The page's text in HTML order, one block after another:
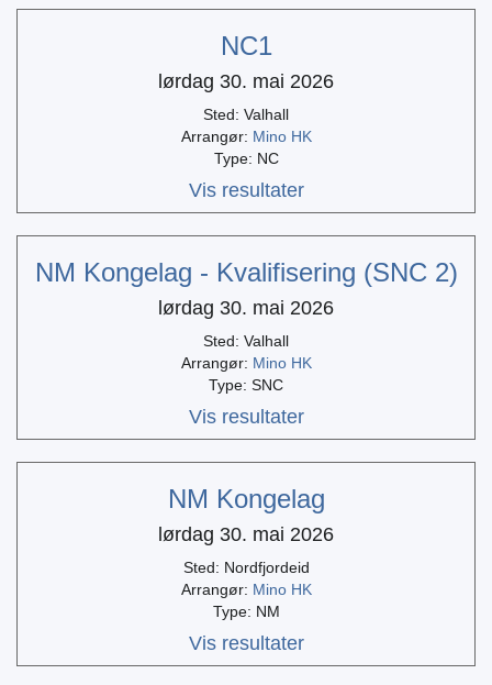
NC1
lørdag 30. mai 2026
Sted: Valhall
Arrangør: Mino HK
Type: NC
Vis resultater
NM Kongelag - Kvalifisering (SNC 2)
lørdag 30. mai 2026
Sted: Valhall
Arrangør: Mino HK
Type: SNC
Vis resultater
NM Kongelag
lørdag 30. mai 2026
Sted: Nordfjordeid
Arrangør: Mino HK
Type: NM
Vis resultater